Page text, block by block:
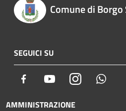
Comune di Borgo
SEGUICI SU
Facebook YoutubeInstagram
AMMINISTRAZIONE